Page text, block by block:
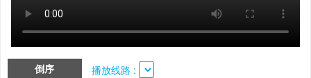
倒序
播放线路 :